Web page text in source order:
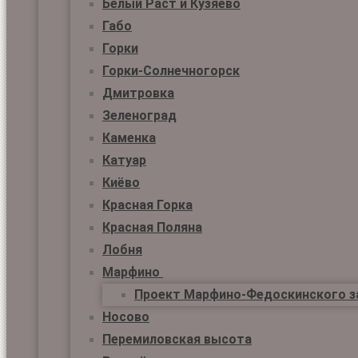
Белый Раст и Кузяево
Габо
Горки
Горки-Солнечногорск
Дмитровка
Зеленоград
Каменка
Катуар
Киёво
Красная Горка
Красная Поляна
Лобня
Марфино
Проект Марфино-Федоскинского
Носово
Перемиловская высота